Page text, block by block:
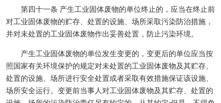
第四十一条 产生工业固体废物的单位终止的，应当在终止前
对工业固体废物的贮存、处置的设施、场所采取污染防治措施，
并对未处置的工业固体废物作出妥善处置，防止污染环境。
产生工业固体废物的单位发生变更的，变更后的单位应当按
照国家有关环境保护的规定对未处置的工业固体废物及其贮存、
处置的设施、场所进行安全处置或者采取有效措施保证该设施、
场所安全运行。变更前当事人对工业固体废物及其贮存、处置的